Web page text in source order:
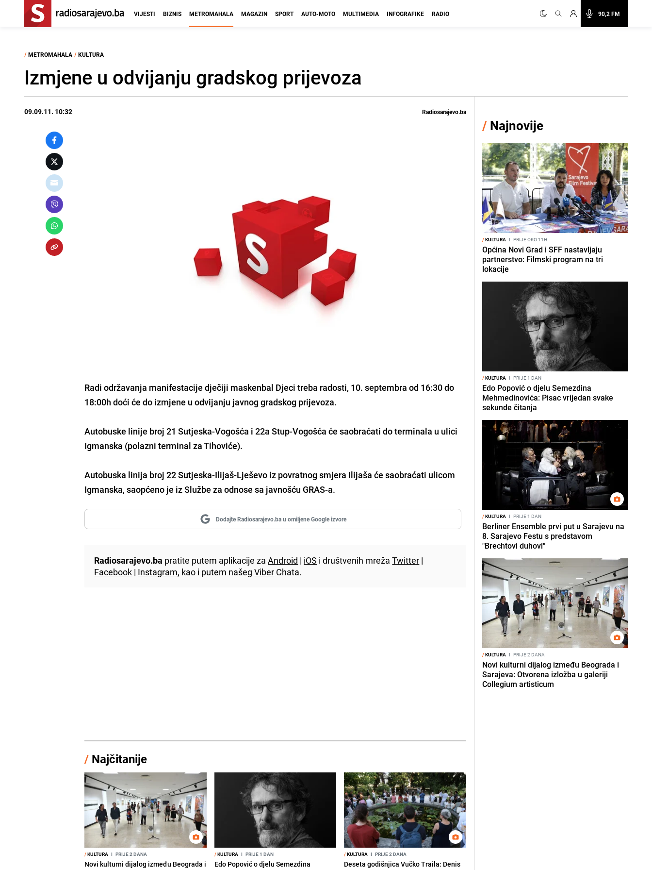
90,2 FM
VIJESTI BIZNIS METROMAHALA MAGAZIN SPORT AUTO-MOTO MULTIMEDIA INFOGRAFIKE RADIO
/ METROMAHALA / KULTURA
Izmjene u odvijanju gradskog prijevoza
09.09.11. 10:32 Radiosarajevo.ba
Radi održavanja manifestacije dječiji maskenbal Djeci treba radosti, 10. septembra od 16:30 do
18:00h doći će do izmjene u odvijanju javnog gradskog prijevoza.
Autobuske linije broj 21 Sutjeska-Vogošća i 22a Stup-Vogošća će saobraćati do terminala u ulici
Igmanska (polazni terminal za Tihoviće).
Autobuska linija broj 22 Sutjeska-Ilijaš-Lješevo iz povratnog smjera Ilijaša će saobraćati ulicom
Igmanska, saopćeno je iz Službe za odnose sa javnošću GRAS-a.
Dodajte Radiosarajevo.ba u omiljene Google izvore
Radiosarajevo.ba pratite putem aplikacije zaAndroid | iOS i društvenih mrežaTwitter |
Facebook | Instagram, kao i putem našegViber Chata.
/ Najčitanije
/KULTURA I PRIJE 2 DANA
Novi kulturni dijalog između Beograda i
/KULTURA I PRIJE 1 DAN
Edo Popović o djelu Semezdina
/KULTURA I PRIJE 2 DANA
Deseta godišnjica Vučko Traila: Denis
/ Najnovije
/KULTURA I PRIJE OKO 11H
Općina Novi Grad i SFF nastavljaju
partnerstvo: Filmski program na tri
lokacije
/KULTURA I PRIJE 1 DAN
Edo Popović o djelu Semezdina
Mehmedinovića: Pisac vrijedan svake
sekunde čitanja
/KULTURA I PRIJE 1 DAN
Berliner Ensemble prvi put u Sarajevu na
8. Sarajevo Festu s predstavom
"Brechtovi duhovi"
/KULTURA I PRIJE 2 DANA
Novi kulturni dijalog između Beograda i
Sarajeva: Otvorena izložba u galeriji
Collegium artisticum